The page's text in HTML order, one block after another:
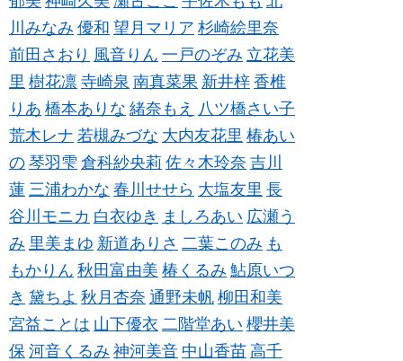
川みなみ 優和 望月マリア 杉崎絵里奈
前田さおり 風音りん 一戸のぞみ 立花美
里 樹花凛 寺崎泉 南真菜果 新井梓 香椎
りあ 橋本ありな 緒奈もえ 八ツ橋さい子
荒木レナ 若槻みづな 大内友花里 椿あい
の 琴羽雫 倉科紗央莉 佐々木玲奈 吉川
蓮 三浦わかな 春川せせら 大塩友里 長
谷川モニカ 白衣ゆき ましろあい 広瀬う
み 里美まゆ 新道ありさ 二葉このみ も
もかりん 秋田富由美 椿くるみ 鮎原いつ
き 黛ちよ 秋月杏奈 通野未帆 柳田和美
宮益ことは 山下優衣 二階堂あい 櫻井美
保 河音くるみ 神河美音 中山香苗 高千